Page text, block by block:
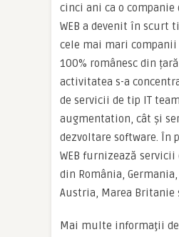
cinci ani ca o companie
WEB a devenit în scurt
cele mai mari
100% românesc din
activitatea s-a
de servicii de tip IT
augmentation, cât și
dezvoltare software. În
WEB furnizează
din România,
Austria, Marea Britanie
Mai multe informaţii